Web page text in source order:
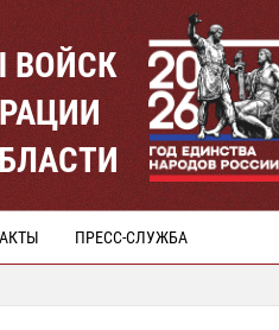
ВОЙСК
ПРЕСС-СЛУЖБА